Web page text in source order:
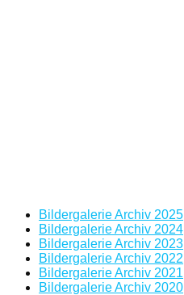
Bildergalerie Archiv 2025
Bildergalerie Archiv 2024
Bildergalerie Archiv 2023
Bildergalerie Archiv 2022
Bildergalerie Archiv 2021
Bildergalerie Archiv 2020